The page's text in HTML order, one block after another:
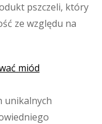
pszczeli, który
ze względu na
miód
unikalnych